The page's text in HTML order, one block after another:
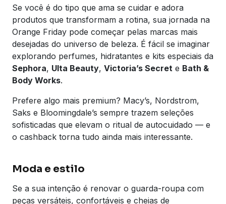
Se você é do tipo que ama se cuidar e adora
produtos que transformam a rotina, sua jornada na
Orange Friday pode começar pelas marcas mais
desejadas do universo de beleza. É fácil se imaginar
explorando perfumes, hidratantes e kits especiais da
Sephora, Ulta Beauty, Victoria’s Secret e Bath &
Body Works.
Prefere algo mais premium? Macy’s, Nordstrom,
Saks e Bloomingdale’s sempre trazem seleções
sofisticadas que elevam o ritual de autocuidado — e
o cashback torna tudo ainda mais interessante.
Moda e estilo
Se a sua intenção é renovar o guarda-roupa com
peças versáteis, confortáveis e cheias de